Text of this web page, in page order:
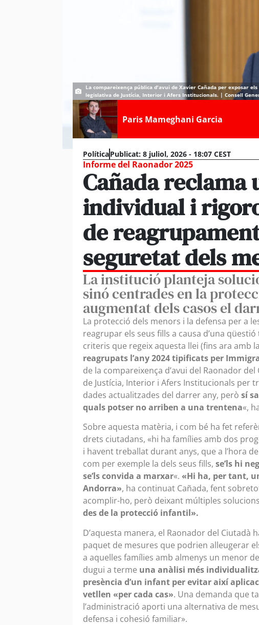
La compareixença pública d'avui de Xavier Cañada per exposar
legislativa de Justícia, Interior i Afers Institucionals. | Consell
Paris Mameghani Garcia
PolíticaPublicat: 8 juliol, 2026 - 18:07 CEST
Informe del Raonador 2025
Cañada reclama
individual i
de
seguretat dels
La institució planteja
sinó centrades en la
augmentat dels casos el
La protecció dels menors i la defensa per a
reagrupar els seus fills a causa d’una
criteris que regeix aquesta llei (fins ara amb la
reagrupats l’any 2024 tipificats per
de la compareixença d’avui del Raonador
de Justícia, Interior i Afers Institucionals per
dades actualitzades del darrer any, però sí
quals potser no arriben a una trentena«,
Sobre aquesta matèria, i com bé ha fet
drets ciutadans, «hi ha famílies amb dos
i havent treballat durant anys, que a l’hora
com per exemple la dels seus fills, se’ls hi
se’ls convida a marxar«. «Hi ha, per tant,
Andorra», ha continuat Cañada, fent
acomplir-ho, però deixant múltiples
des de la protecció infantil».
D’aquesta manera, el Raonador del
paquet de mesures que podrien alleugerar
a aquelles famílies amb almenys un menor
dugui a terme una anàlisi més
presència d’un infant per evitar així
vetllen «per cada cas». Una demanda que
l’administració aporti una alternativa de
defensa i cohesió familiar».